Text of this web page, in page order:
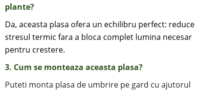
plante?
Da, aceasta plasa ofera un echilibru perfect: reduce
stresul termic fara a bloca complet lumina necesar
pentru crestere.
3. Cum se monteaza aceasta plasa?
Puteti monta plasa de umbrire pe gard cu ajutorul